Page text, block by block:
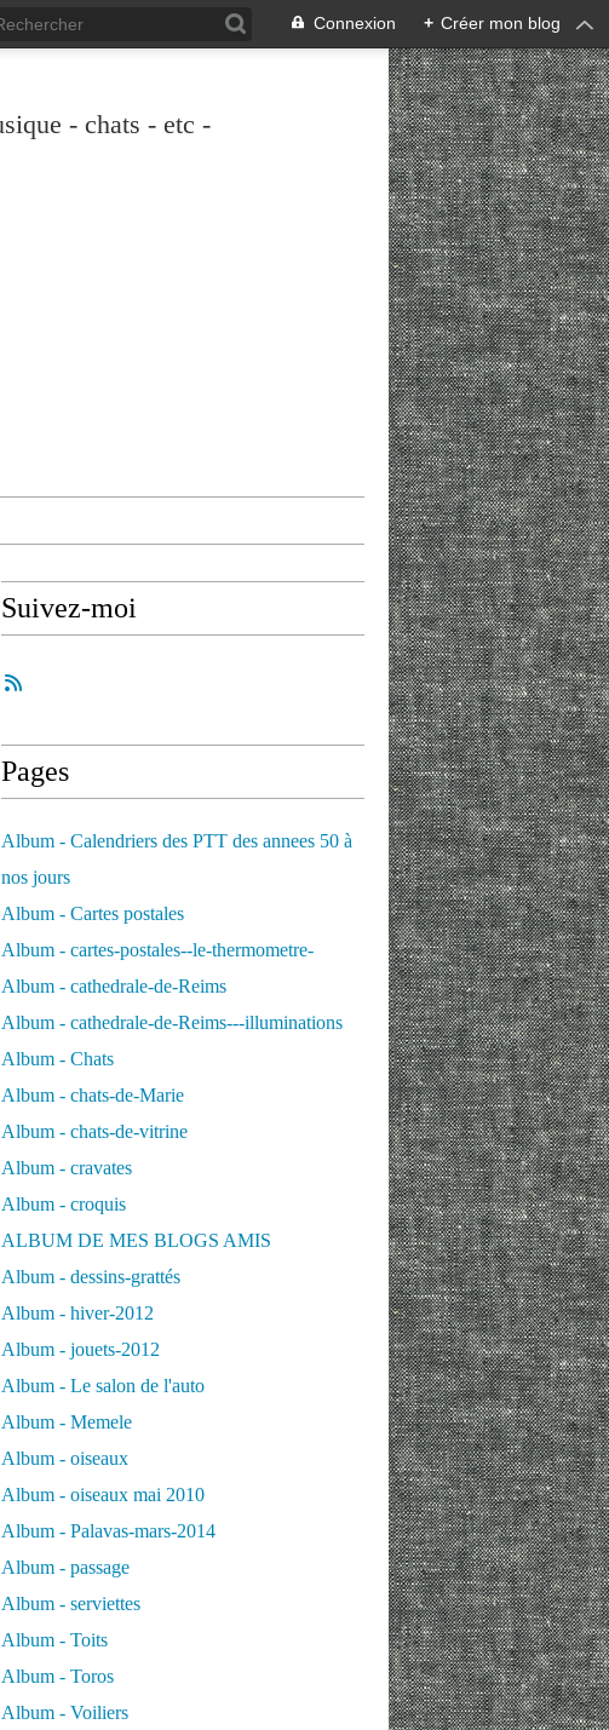
Connexion + Créer mon blog
- chats - etc -
Suivez-moi
Pages
Album - Calendriers des PTT des annees 50 à
nos jours
Album - Cartes postales
Album - cartes-postales--le-thermometre-
Album - cathedrale-de-Reims
Album - cathedrale-de-Reims---illuminations
Album - Chats
Album - chats-de-Marie
Album - chats-de-vitrine
Album - cravates
Album - croquis
ALBUM DE MES BLOGS AMIS
Album - dessins-grattés
Album - hiver-2012
Album - jouets-2012
Album - Le salon de l'auto
Album - Memele
Album - oiseaux
Album - oiseaux mai 2010
Album - Palavas-mars-2014
Album - passage
Album - serviettes
Album - Toits
Album - Toros
Album - Voiliers